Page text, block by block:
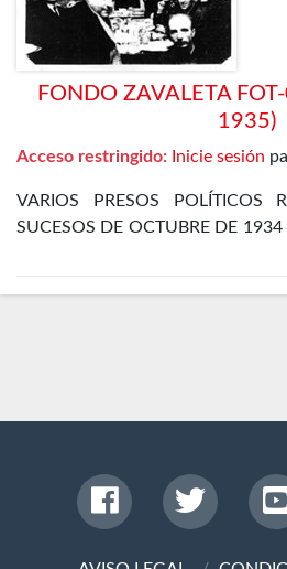
FONDO ZAVALETA
1935)
Acceso restringido: Inicie sesión
VARIOS PRESOS POLÍTICOS
SUCESOS DE OCTUBRE DE 1934
DE MADRID